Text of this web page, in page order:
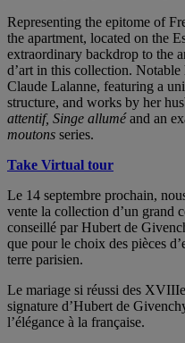
Representing the epitome of
the apartment, located on the
extraordinary backdrop to the
d’art in this collection.
Claude Lalanne, featuring a
structure, and works by her
attentif, Singe alluméand an
moutons series.
Take Virtual tour
Le 14 septembre prochain,
vente la collection d’un grand
conseillé par Hubert de
que pour le choix des pièces
terre parisien.
Le mariage si réussi des
signature d’Hubert de
l’élégance à la française.